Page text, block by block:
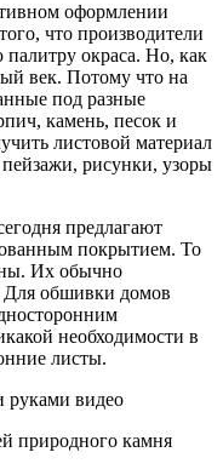
оформлении
что производители
палитру окраса. Но, как
век. Потому что на
под разные
камень, песок и
листовой материал
рисунки, узоры
предлагают
покрытием. То
Их обычно
Для обшивки домов
необходимости в
листы.
природного камня